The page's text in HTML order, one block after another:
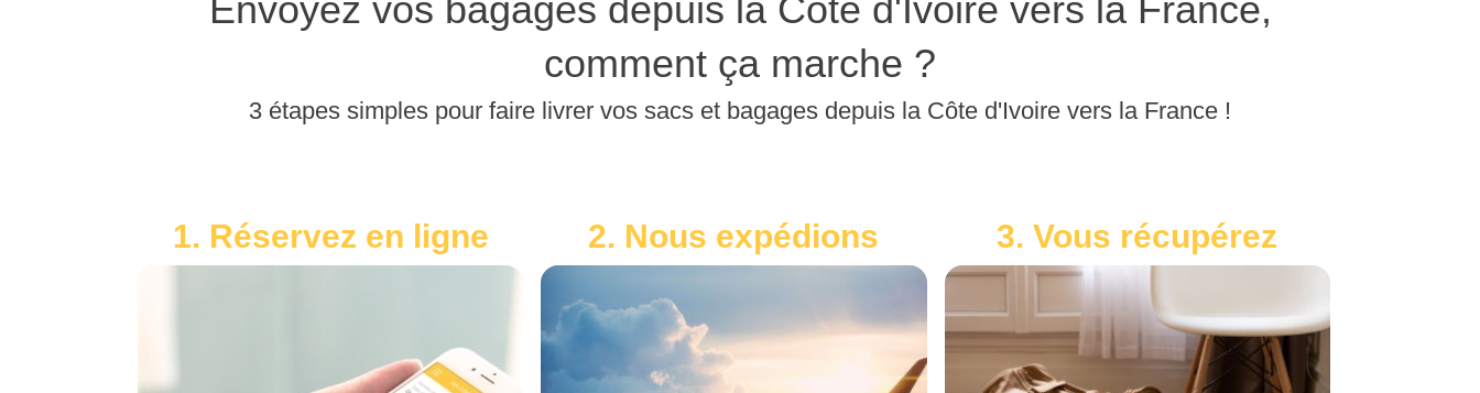
Envoyez vos bagages depuis la Côte d'Ivoire vers la France,
comment ça marche ?
3 étapes simples pour faire livrer vos sacs et bagages depuis la Côte d'Ivoire vers la France !
1. Réservez en ligne 2. Nous expédions 3. Vous récupérez